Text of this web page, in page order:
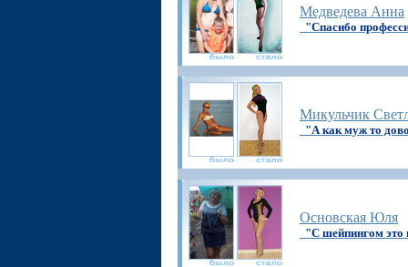
Медведева Анна
"Спасибо
Микульчик
"А как муж то
Основская Юля
"С шейпингом это